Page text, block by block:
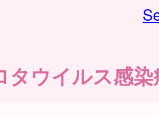
タウイルス感染